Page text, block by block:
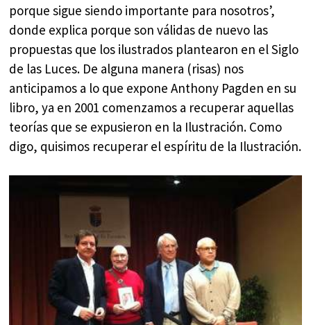
porque sigue siendo importante para nosotros’,
donde explica porque son válidas de nuevo las
propuestas que los ilustrados plantearon en el Siglo
de las Luces. De alguna manera (risas) nos
anticipamos a lo que expone Anthony Pagden en su
libro, ya en 2001 comenzamos a recuperar aquellas
teorías que se expusieron en la Ilustración. Como
digo, quisimos recuperar el espíritu de la Ilustración.